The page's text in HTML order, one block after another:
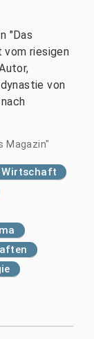
"Das
vom riesigen
von
Magazin"